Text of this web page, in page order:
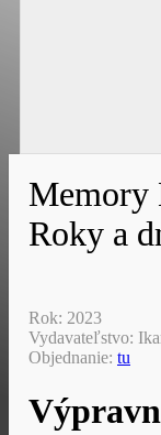
Memory
Roky a
Rok: 2023
Vydavateľstvo:
Objednanie: tu